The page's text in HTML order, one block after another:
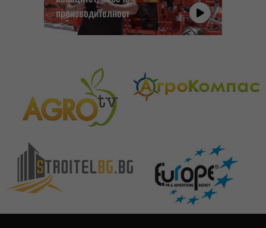
производителност